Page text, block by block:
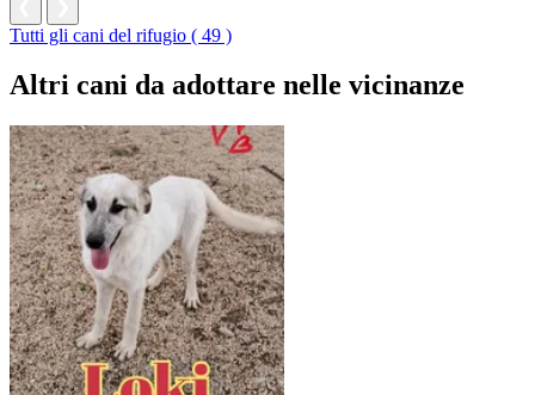
Tutti gli cani del rifugio ( 49 )
Altri cani da adottare nelle vicinanze